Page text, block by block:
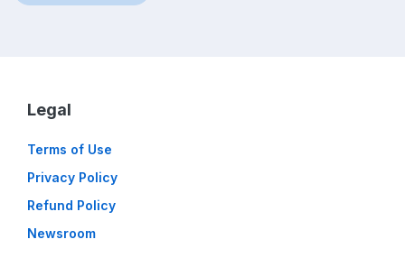
Legal
Terms of Use
Privacy Policy
Refund Policy
Newsroom